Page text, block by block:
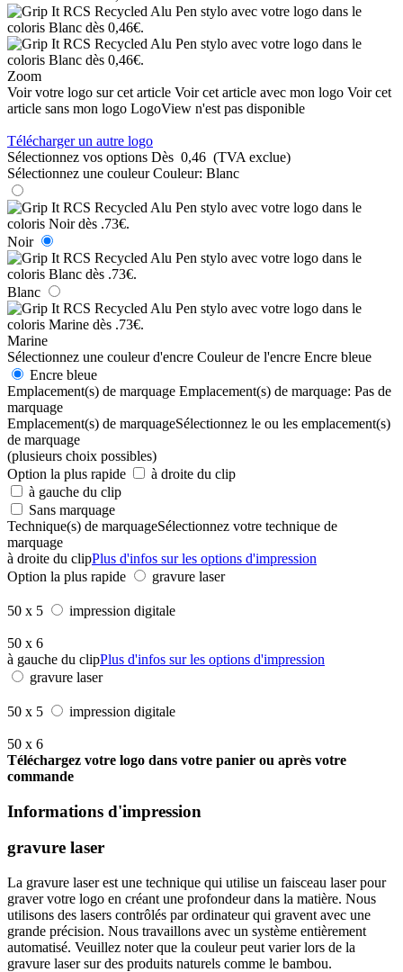
Zoom
Voir votre logo sur cet article Voir cet article avec mon logo Voir cet
article sans mon logo LogoView n'est pas disponible
Télécharger un autre logo
Sélectionnez vos options Dès 0,46 (TVA exclue)
Sélectionnez une couleur Couleur: Blanc
Noir
Blanc
Marine
Sélectionnez une couleur d'encre Couleur de l'encre Encre bleue
Encre bleue
Emplacement(s) de marquage Emplacement(s) de marquage: Pas de
marquage
Emplacement(s) de marquageSélectionnez le ou les emplacement(s)
de marquage
(plusieurs choix possibles)
Option la plus rapide
à droite du clip
à gauche du clip
Sans marquage
Technique(s) de marquageSélectionnez votre technique de
marquage
à droite du clipPlus d'infos sur les options d'impression
Option la plus rapide
gravure laser
50 x 5 impression digitale
50 x 6
à gauche du clipPlus d'infos sur les options d'impression
gravure laser
50 x 5 impression digitale
50 x 6
Téléchargez votre logo dans votre panier ou après votre
commande
Informations d'impression
gravure laser
La gravure laser est une technique qui utilise un faisceau laser pour
graver votre logo en créant une profondeur dans la matière. Nous
utilisons des lasers contrôlés par ordinateur qui gravent avec une
grande précision. Nous travaillons avec un système entièrement
automatisé. Veuillez noter que la couleur peut varier lors de la
gravure laser sur des produits naturels comme le bambou.